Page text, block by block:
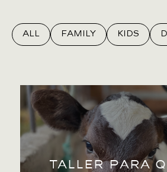
All Family Kids
Taller para
Aprende el proceso de hacer
privado con nuestra